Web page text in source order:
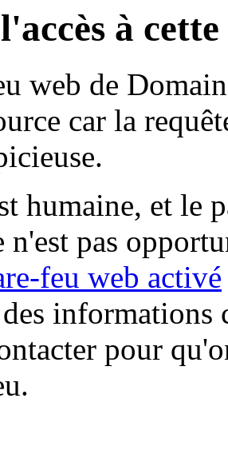
à
web de
car la
humaine, et le
n'est pas
feu web activé
informations
pour